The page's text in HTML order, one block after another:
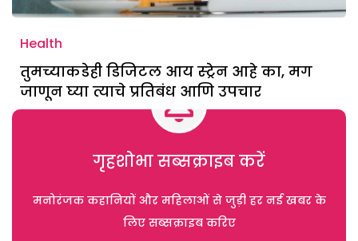
Health
तुमच्याकडेही डिजिटल आय स्ट्रेन आहे का, मग
जाणून घ्या त्याचे प्रतिबंध आणि उपचार
गृहशोभा सब्सक्राइब करें
मनोरंजक कहानियों और महिलाओं से जुड़ी हर नई खबर के
लिए सब्सक्राइब करिए